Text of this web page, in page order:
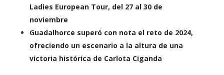
Ladies European Tour, del 27 al 30 de
noviembre
Guadalhorce superó con nota el reto de 2024,
ofreciendo un escenario a la altura de una
victoria histórica de Carlota Ciganda